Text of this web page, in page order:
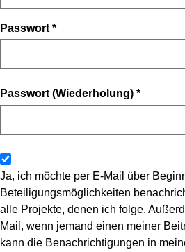
Passwort *
Passwort (Wiederholung) *
Ja, ich möchte per E-Mail über
Beteiligungsmöglichkeiten
alle Projekte, denen ich folge.
Mail, wenn jemand einen meiner
kann die Benachrichtigungen in